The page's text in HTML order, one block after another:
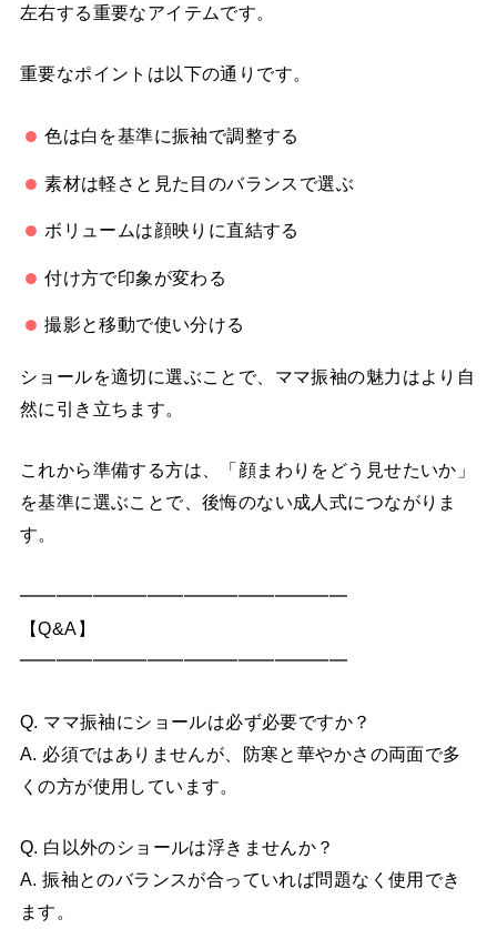
左右する重要なアイテムです。
重要なポイントは以下の通りです。
色は白を基準に振袖で調整する
素材は軽さと見た目のバランスで選ぶ
ボリュームは顔映りに直結する
付け方で印象が変わる
撮影と移動で使い分ける
ショールを適切に選ぶことで、ママ振袖の魅力はより自
然に引き立ちます。
これから準備する方は、「顔まわりをどう見せたいか」
を基準に選ぶことで、後悔のない成人式につながりま
す。
━━━━━━━━━━━━━━━━━━
【Q&A】
━━━━━━━━━━━━━━━━━━
Q. ママ振袖にショールは必ず必要ですか？
A. 必須ではありませんが、防寒と華やかさの両面で多
くの方が使用しています。
Q. 白以外のショールは浮きませんか？
A. 振袖とのバランスが合っていれば問題なく使用でき
ます。